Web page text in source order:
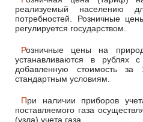
реализуемый населению
потребностей. Розничные
регулируется государством.
Розничные цены на природный газ рассчитываются и
устанавливаются в
добавленную стоимость
стандартным условиям.
При наличии приборов учета газа определение объема
поставляемого газа
(узла) учета газа.